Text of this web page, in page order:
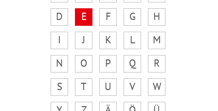
D
E F G
H
I
J K L
M
N
O P Q
R
S
T U V
W